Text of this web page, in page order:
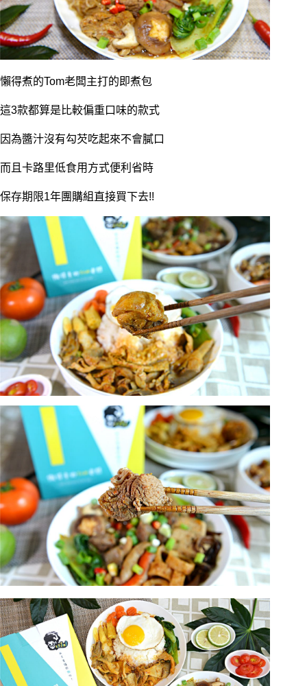
懶得煮的Tom老闆主打的即煮包
這3款都算是比較偏重口味的款式
因為醬汁沒有勾芡吃起來不會膩口
而且卡路里低食用方式便利省時
保存期限1年團購組直接買下去!!